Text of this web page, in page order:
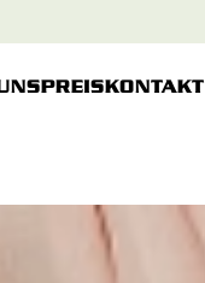
PREISKONTAKT